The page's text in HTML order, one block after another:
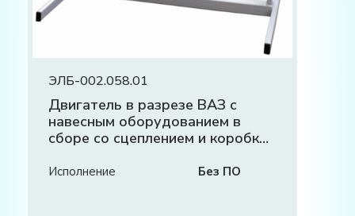
ЭЛБ-002.058.01
Двигатель в разрезе ВАЗ с
навесным оборудованием в
сборе со сцеплением и коробкой
Исполнение Без ПО